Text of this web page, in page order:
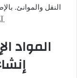
النقل والموانئ.
آمنًا ومجهزًا لتوسعة مستقبلية إذا دعت الحاجة.
المواد